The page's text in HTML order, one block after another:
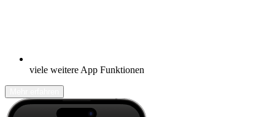
viele weitere App Funktionen